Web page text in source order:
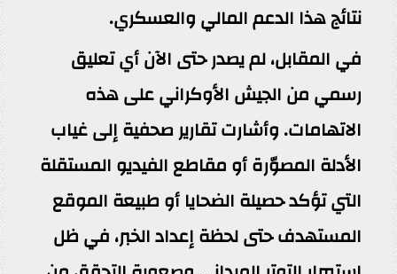
نتائج هذا الدعم المالي والعسكري.
في المقابل، لم يصدر حتى الآن أي تعليق
رسمي من الجيش الأوكراني على هذه
الاتهامات. وأشارت تقارير صحفية إلى غياب
الأدلة المصوّرة أو مقاطع الفيديو المستقلة
التي تؤكد حصيلة الضحايا أو طبيعة الموقع
المستهدف حتى لحظة إعداد الخبر، في ظل